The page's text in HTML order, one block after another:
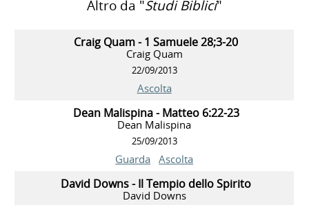
Altro da "Studi Biblici"
Craig Quam - 1 Samuele 28;3-20
Craig Quam
22/09/2013
Ascolta
Dean Malispina - Matteo 6:22-23
Dean Malispina
25/09/2013
Guarda Ascolta
David Downs - Il Tempio dello Spirito
David Downs